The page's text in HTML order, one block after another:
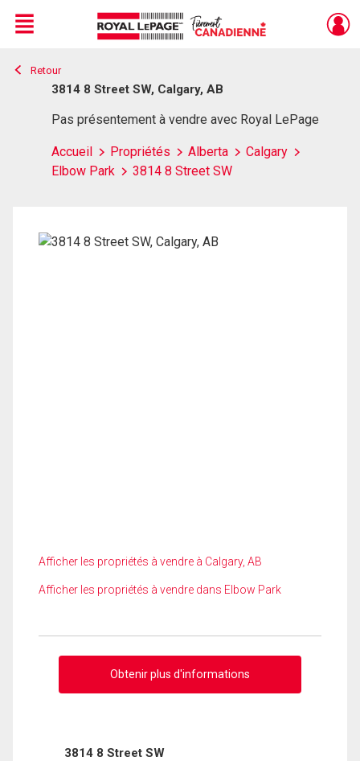
Live
En Direct
Menu
Retour
3814 8 Street SW, Calgary, AB
Pas présentement à vendre avec Royal LePage
Accueil Propriétés Alberta
Calgary
Elbow Park
3814 8 Street SW
Afficher les propriétés à vendre à Calgary, AB
Afficher les propriétés à vendre dans Elbow Park
Obtenir plus d'informations
3814 8 Street SW